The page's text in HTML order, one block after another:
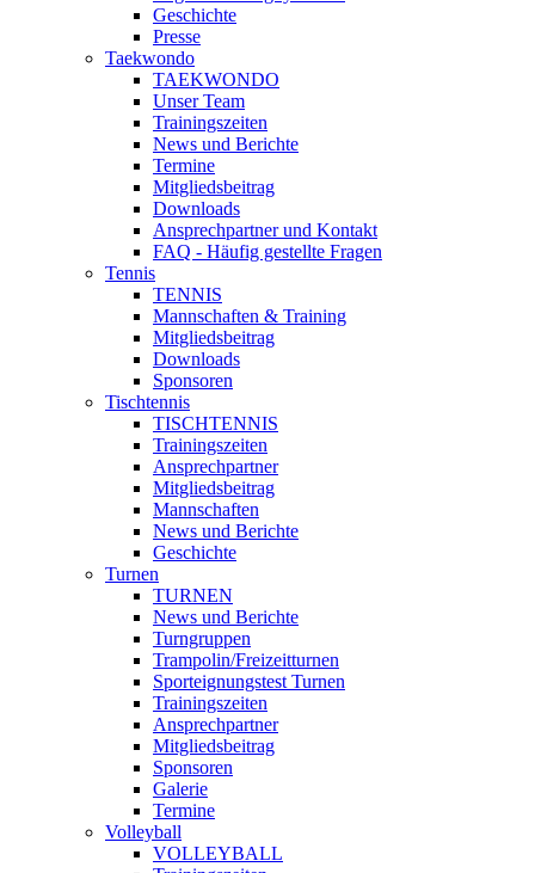
Geschichte
Presse
Taekwondo
TAEKWONDO
Unser Team
Trainingszeiten
News und Berichte
Termine
Mitgliedsbeitrag
Downloads
Ansprechpartner und Kontakt
FAQ - Häufig gestellte Fragen
Tennis
TENNIS
Mannschaften & Training
Mitgliedsbeitrag
Downloads
Sponsoren
Tischtennis
TISCHTENNIS
Trainingszeiten
Ansprechpartner
Mitgliedsbeitrag
Mannschaften
News und Berichte
Geschichte
Turnen
TURNEN
News und Berichte
Turngruppen
Trampolin/Freizeitturnen
Sporteignungstest Turnen
Trainingszeiten
Ansprechpartner
Mitgliedsbeitrag
Sponsoren
Galerie
Termine
Volleyball
VOLLEYBALL